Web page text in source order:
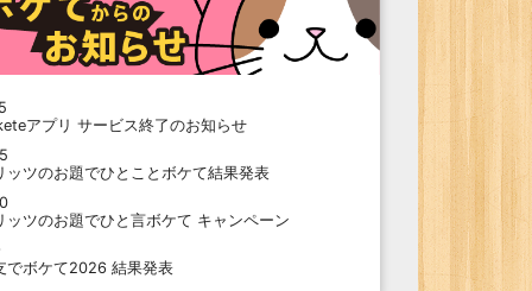
アプリ サービス終了のお知らせ
ッツのお題でひとことボケて結果発表
ッツのお題でひと言ボケて キャンペーン
でボケて2026 結果発表